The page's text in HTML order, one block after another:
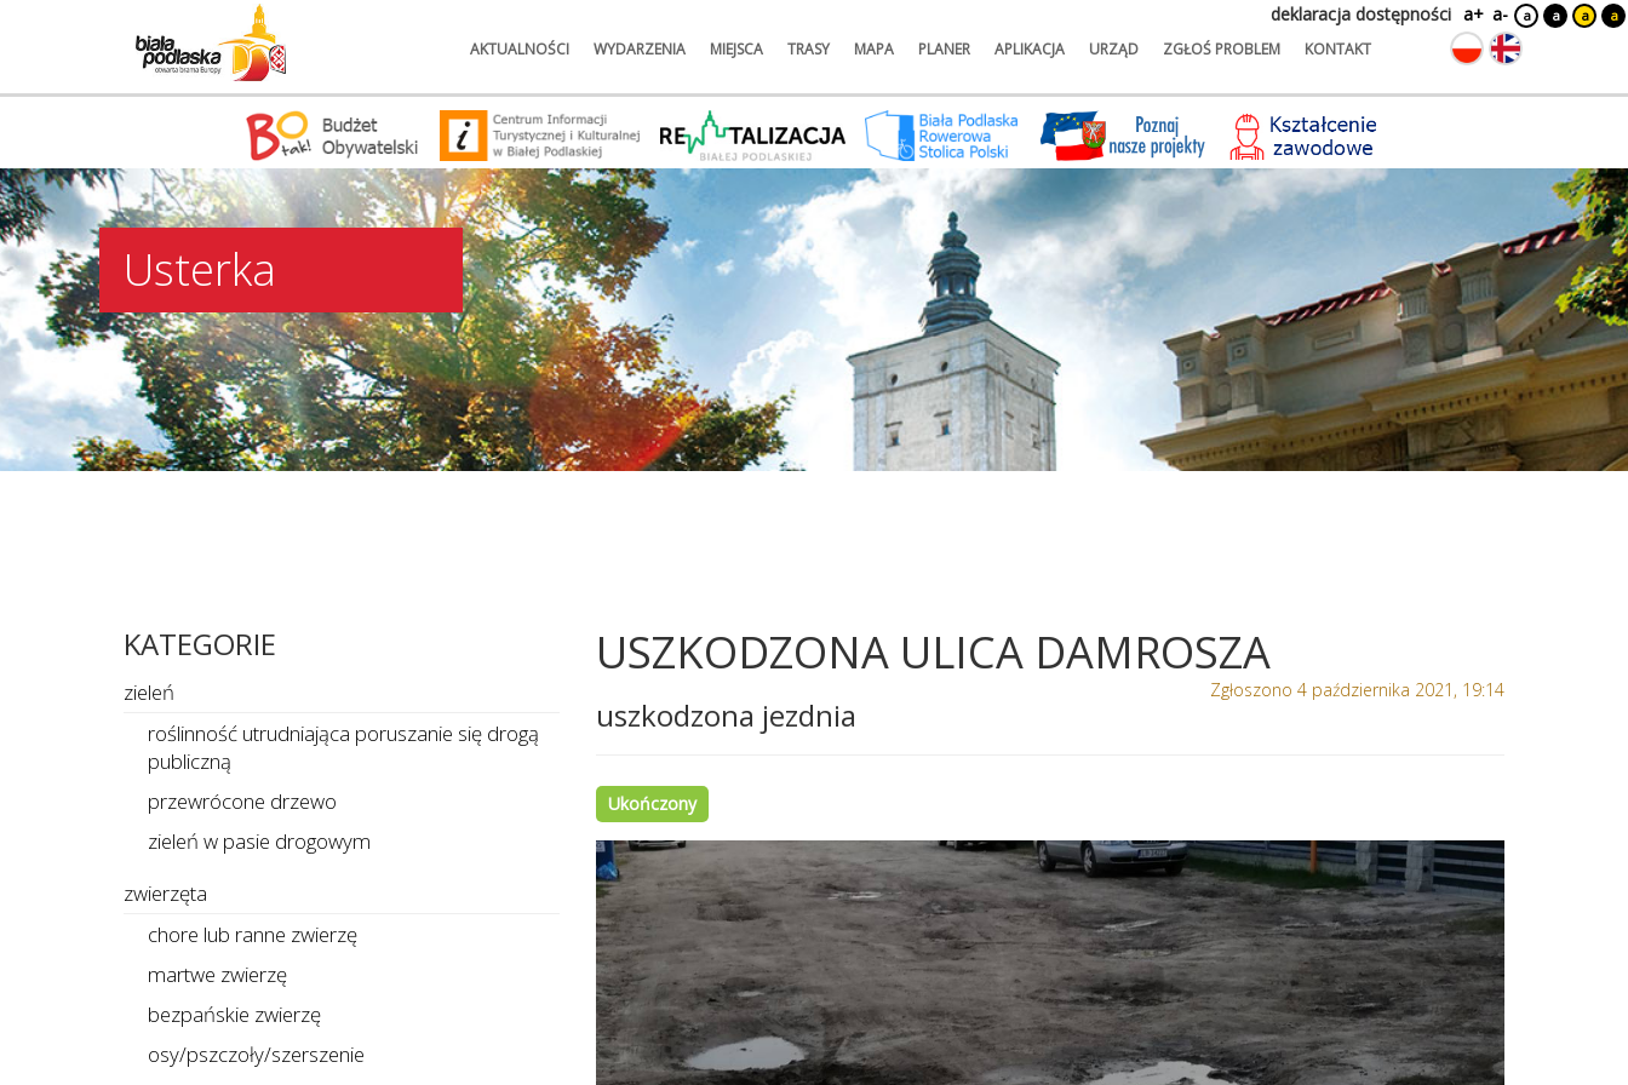
AKTUALNOŚCI WYDARZENIA MIEJSCA TRASY MAPA PLANER APLIKACJA URZĄD ZGŁOŚ PROBLEM KONTAKT
deklaracja dostępności a+ a- a a a a
Usterka
USZKODZONA ULICA DAMROSZA
Zgłoszono 4 października 2021, 19:14
uszkodzona jezdnia
Ukończony
KATEGORIE
zieleń
roślinność utrudniająca poruszanie się drogą
publiczną
przewrócone drzewo
zieleń w pasie drogowym
zwierzęta
chore lub ranne zwierzę
martwe zwierzę
bezpańskie zwierzę
osy/pszczoły/szerszenie